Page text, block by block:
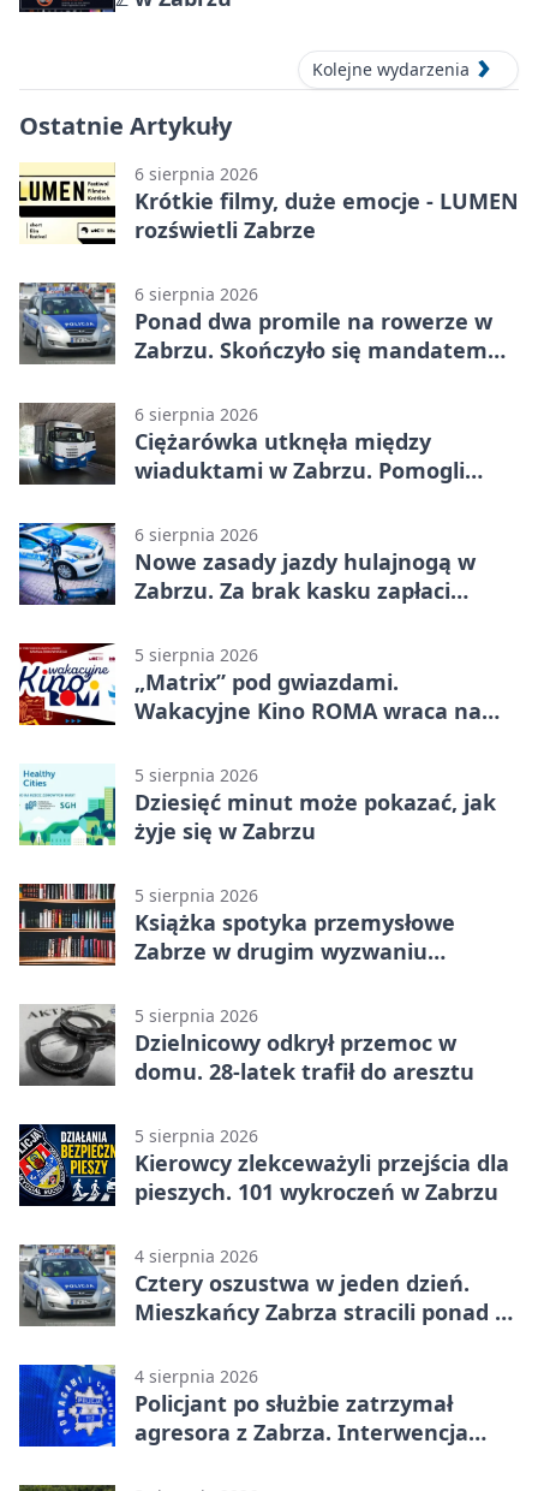
Kolejne wydarzenia
Ostatnie Artykuły
6 sierpnia 2026
Krótkie filmy, duże emocje - LUMEN
rozświetli Zabrze
6 sierpnia 2026
Ponad dwa promile na rowerze w
Zabrzu. Skończyło się mandatem
6 sierpnia 2026
Ciężarówka utknęła między
wiaduktami w Zabrzu. Pomogli
6 sierpnia 2026
Nowe zasady jazdy hulajnogą w
Zabrzu. Za brak kasku zapłaci
5 sierpnia 2026
„Matrix” pod gwiazdami.
Wakacyjne Kino ROMA wraca na
5 sierpnia 2026
Dziesięć minut może pokazać, jak
żyje się w Zabrzu
5 sierpnia 2026
Książka spotyka przemysłowe
Zabrze w drugim wyzwaniu
5 sierpnia 2026
Dzielnicowy odkrył przemoc w
domu. 28-latek trafił do aresztu
5 sierpnia 2026
Kierowcy zlekceważyli przejścia dla
pieszych. 101 wykroczeń w Zabrzu
4 sierpnia 2026
Cztery oszustwa w jeden dzień.
Mieszkańcy Zabrza stracili ponad 6
4 sierpnia 2026
Policjant po służbie zatrzymał
agresora z Zabrza. Interwencja